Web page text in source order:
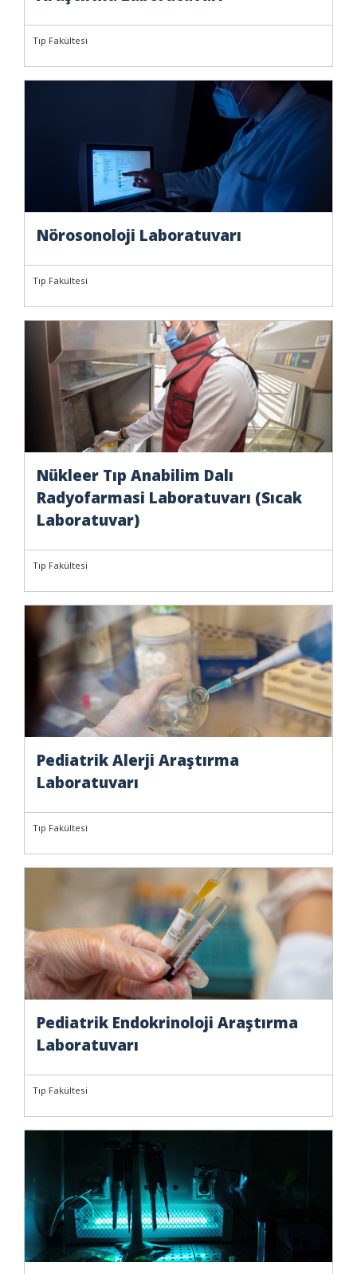
Tıp Fakültesi
Nörosonoloji Laboratuvarı
Tıp Fakültesi
Nükleer Tıp Anabilim Dalı
Radyofarmasi Laboratuvarı (Sıcak
Laboratuvar)
Tıp Fakültesi
Pediatrik Alerji Araştırma
Laboratuvarı
Tıp Fakültesi
Pediatrik Endokrinoloji Araştırma
Laboratuvarı
Tıp Fakültesi